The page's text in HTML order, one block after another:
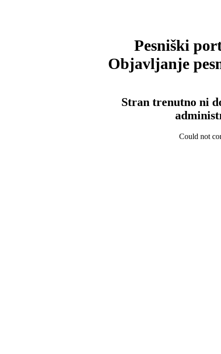
Pesniški
Objavljanje
Stran trenutno ni
Could not